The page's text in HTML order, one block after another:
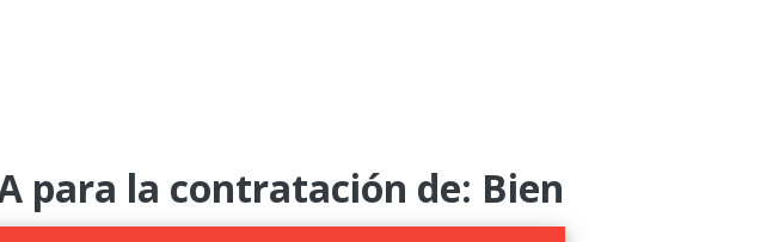
para la contratación de: Bien